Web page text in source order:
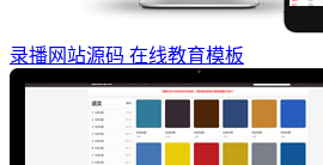
录播网站源码 在线教育模板